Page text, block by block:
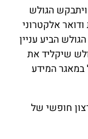
הגולש
אלקטרוני
הביע עניין
שיקליד את
במאגר המידע
חופשי של